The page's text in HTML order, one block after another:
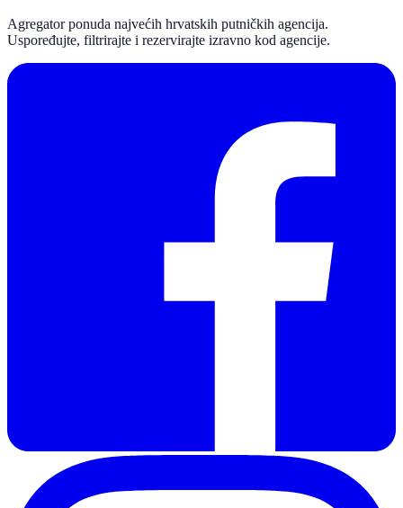
Agregator ponuda najvećih hrvatskih putničkih agencija.
Uspoređujte, filtrirajte i rezervirajte izravno kod agencije.